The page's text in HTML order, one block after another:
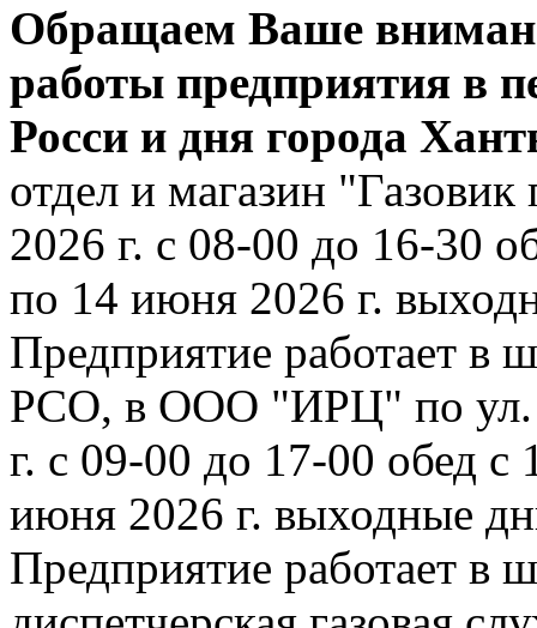
Обращаем Ваше
работы предприятия в
Росси и дня города
отдел и магазин
2026 г. с 08-00 до 16-30
по 14 июня 2026 г.
Предприятие работает в
РСО, в ООО "ИРЦ" по ул.
г. с 09-00 до 17-00 обед
июня 2026 г. выходные
Предприятие работает в